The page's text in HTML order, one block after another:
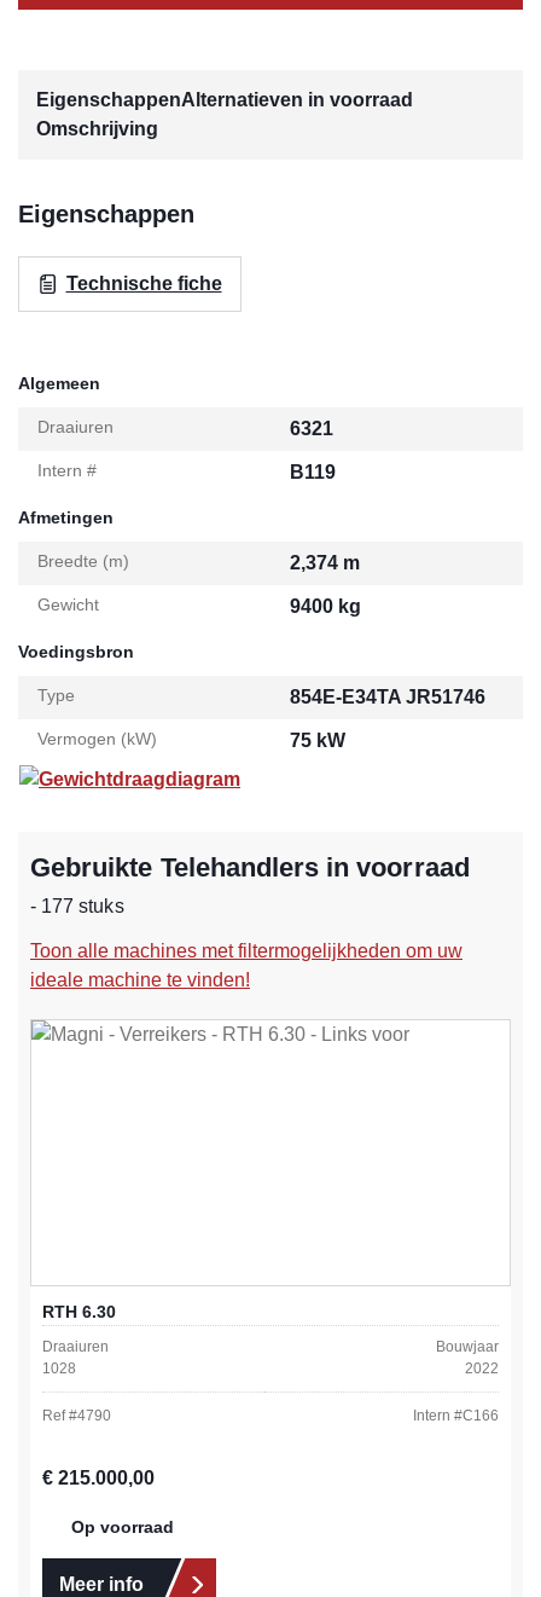
EigenschappenAlternatieven in voorraad
Omschrijving
Eigenschappen
Technische fiche
Algemeen
Draaiuren 6321
Intern # B119
Afmetingen
Breedte (m) 2,374 m
Gewicht 9400 kg
Voedingsbron
Type 854E-E34TA JR51746
Vermogen (kW)
75 kW
Gewichtdraagdiagram
Gebruikte Telehandlers in voorraad
- 177 stuks
Toon alle machines met filtermogelijkheden om uw
ideale machine te vinden!
RTH 6.30
Draaiuren
1028
Bouwjaar
2022
Ref #4790 Intern #C166
Normale prijs:
€ 215.000,00
Op voorraad
Meer info